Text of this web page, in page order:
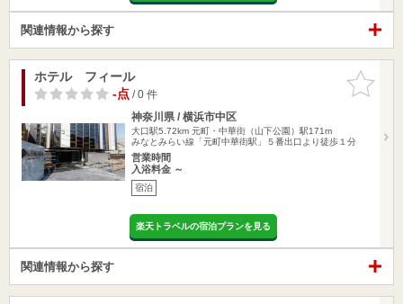
関連情報から探す
お気に入
りに追加
ホテル フィール
-点/ 0 件
神奈川県 / 横浜市中区
大口駅5.72km 元町・中華街（山下公園）駅171m
みなとみらい線「元町中華街駅」５番出口より徒歩１分
営業時間
入浴料金 ～
宿泊
楽天トラベルの宿泊プランを見る
関連情報から探す